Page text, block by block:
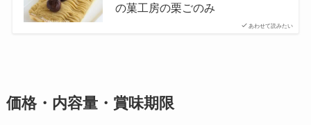
あわせて読みたい
の菓工房の栗ごのみ
価格・内容量・賞味期限